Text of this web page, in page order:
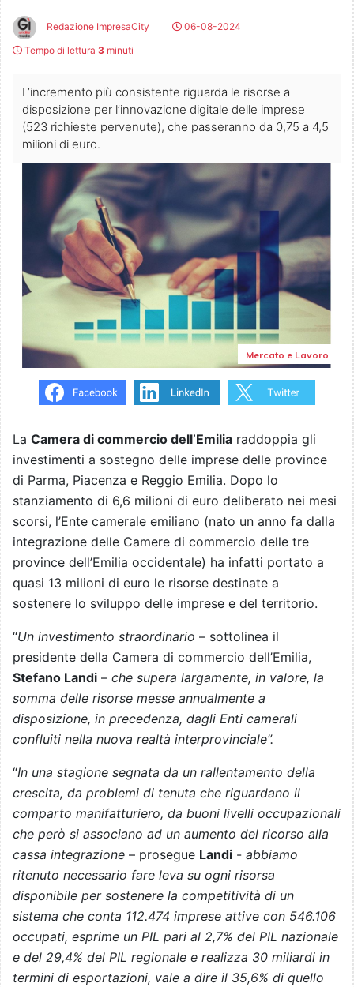
Redazione ImpresaCity
06-08-2024
Tempo di lettura 3 minuti
L’incremento più consistente riguarda le risorse a
disposizione per l’innovazione digitale delle imprese
(523 richieste pervenute), che passeranno da 0,75 a 4,5
milioni di euro.
Mercato e Lavoro
La Camera di commercio dell’Emilia raddoppia gli
investimenti a sostegno delle imprese delle province
di Parma, Piacenza e Reggio Emilia. Dopo lo
stanziamento di 6,6 milioni di euro deliberato nei mesi
scorsi, l’Ente camerale emiliano (nato un anno fa dalla
integrazione delle Camere di commercio delle tre
province dell’Emilia occidentale) ha infatti portato a
quasi 13 milioni di euro le risorse destinate a
sostenere lo sviluppo delle imprese e del territorio.
“Un investimento straordinario – sottolinea il
presidente della Camera di commercio dell’Emilia,
Stefano Landi – che supera largamente, in valore, la
somma delle risorse messe annualmente a
disposizione, in precedenza, dagli Enti camerali
confluiti nella nuova realtà interprovinciale”.
“In una stagione segnata da un rallentamento della
crescita, da problemi di tenuta che riguardano il
comparto manifatturiero, da buoni livelli occupazionali
che però si associano ad un aumento del ricorso alla
cassa integrazione – prosegue Landi - abbiamo
ritenuto necessario fare leva su ogni risorsa
disponibile per sostenere la competitività di un
sistema che conta 112.474 imprese attive con 546.106
occupati, esprime un PIL pari al 2,7% del PIL nazionale
e del 29,4% del PIL regionale e realizza 30 miliardi in
termini di esportazioni, vale a dire il 35,6% di quello